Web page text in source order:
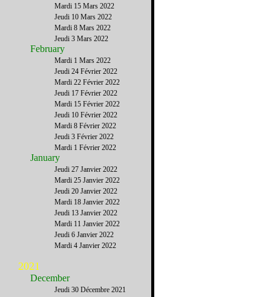
Mardi 15 Mars 2022
Jeudi 10 Mars 2022
Mardi 8 Mars 2022
Jeudi 3 Mars 2022
February
Mardi 1 Mars 2022
Jeudi 24 Février 2022
Mardi 22 Février 2022
Jeudi 17 Février 2022
Mardi 15 Février 2022
Jeudi 10 Février 2022
Mardi 8 Février 2022
Jeudi 3 Février 2022
Mardi 1 Février 2022
January
Jeudi 27 Janvier 2022
Mardi 25 Janvier 2022
Jeudi 20 Janvier 2022
Mardi 18 Janvier 2022
Jeudi 13 Janvier 2022
Mardi 11 Janvier 2022
Jeudi 6 Janvier 2022
Mardi 4 Janvier 2022
2021
December
Jeudi 30 Décembre 2021